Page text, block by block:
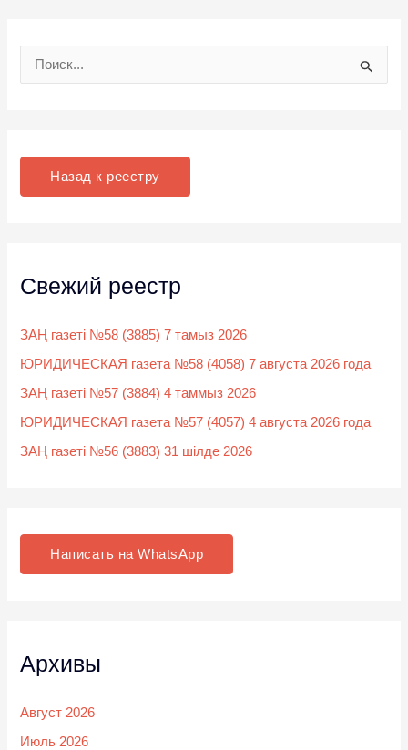
Назад к реестру
Свежий реестр
ЗАҢ газеті №58 (3885) 7 тамыз 2026
ЮРИДИЧЕСКАЯ газета №58 (4058) 7 августа 2026 года
ЗАҢ газеті №57 (3884) 4 таммыз 2026
ЮРИДИЧЕСКАЯ газета №57 (4057) 4 августа 2026 года
ЗАҢ газеті №56 (3883) 31 шілде 2026
Написать на WhatsApp
Архивы
Август 2026
Июль 2026